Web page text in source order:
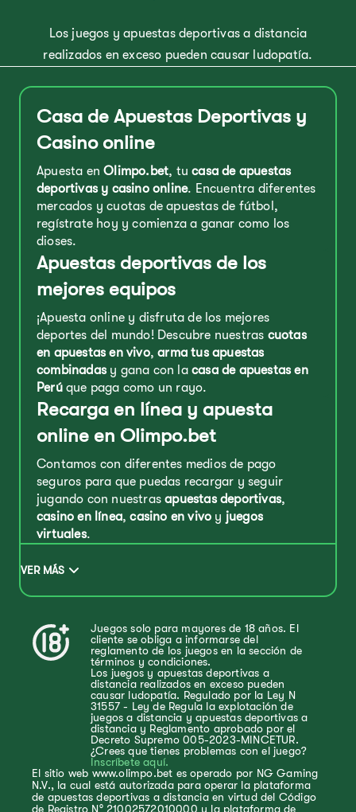
Los juegos y apuestas deportivas a distancia
realizados en exceso pueden causar ludopatía.
Casa de Apuestas Deportivas y
Casino online
Apuesta enOlimpo.bet, tucasa de apuestas
deportivas y casino online. Encuentra diferentes
mercados y cuotas de apuestas de fútbol,
regístrate hoy y comienza a ganar como los
dioses.
Apuestas deportivas de los
mejores equipos
¡Apuesta online y disfruta de los mejores
deportes del mundo! Descubre nuestras cuotas
en apuestas en vivo,arma tus apuestas
combinadasy gana con la casa de apuestas en
Perúque paga como un rayo.
Recarga en línea y apuesta
online en Olimpo.bet
Contamos con diferentes medios de pago
seguros para que puedas recargar y seguir
jugando con nuestrasapuestas deportivas,
casino en línea,casino en vivo y juegos
virtuales.
VER MÁS
Juegos solo para mayores de 18 años. El
cliente se obliga a informarse del
reglamento de los juegos en la sección de
términos y condiciones.
Los juegos y apuestas deportivas a
distancia realizados en exceso pueden
causar ludopatía. Regulado por la Ley N
31557 - Ley de Regula la explotación de
juegos a distancia y apuestas deportivas a
distancia y Reglamento aprobado por el
Decreto Supremo 005-2023-MINCETUR.
¿Crees que tienes problemas con el juego?
Inscríbete aquí.
El sitio web www.olimpo.bet es operado por NG Gaming
N.V., la cual está autorizada para operar la plataforma
de apuestas deportivas a distancia en virtud del Código
de Registro N° 21002572010000 y la plataforma de